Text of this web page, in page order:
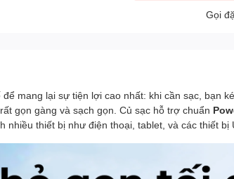
Gọi
mang lại sự tiện lợi cao nhất: khi cần sạc, bạn
gọn gàng và sạch gọn. Củ sạc hỗ trợ chuẩn
nhiều thiết bị như điện thoại, tablet, và các thiết bị